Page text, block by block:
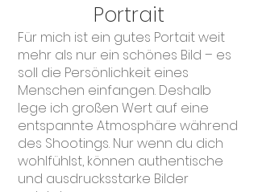
Portrait
Für mich ist ein gutes Portait weit
mehr als nur ein schönes Bild – es
soll die Persönlichkeit eines
Menschen einfangen. Deshalb
lege ich großen Wert auf eine
entspannte Atmosphäre während
des Shootings. Nur wenn du dich
wohlfühlst, können authentische
und ausdrucksstarke Bilder